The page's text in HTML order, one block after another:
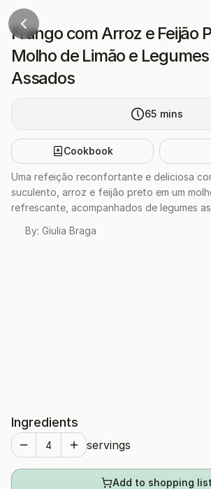
Frango com Arroz e Feijão
Molho de Limão e Legumes
Assados
65 mins
Cookbook
Uma refeição reconfortante e deliciosa
suculento, arroz e feijão preto em um
refrescante, acompanhados de legumes
By: Giulia Braga
Ingredients
servings
Add to shopping list